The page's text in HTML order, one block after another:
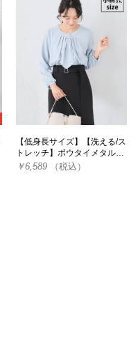
【低身長サイズ】【洗える/ス
トレッチ】ボウタイメタル…
￥6,589 （税込）